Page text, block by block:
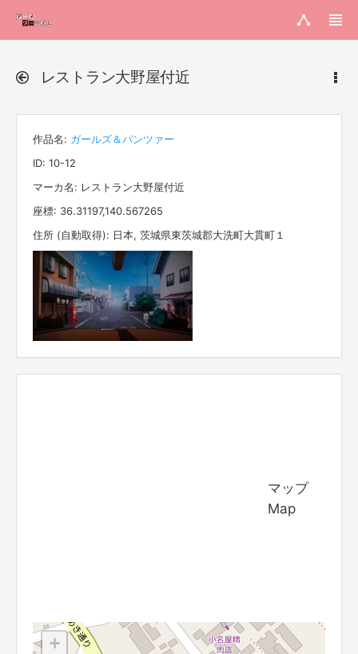
レストラン大野屋付近
作品名: ガールズ＆パンツァー
ID: 10-12
マーカ名: レストラン大野屋付近
座標: 36.31197,140.567265
住所 (自動取得): 日本, 茨城県東茨城郡大洗町大貫町１
マップ
Map
+